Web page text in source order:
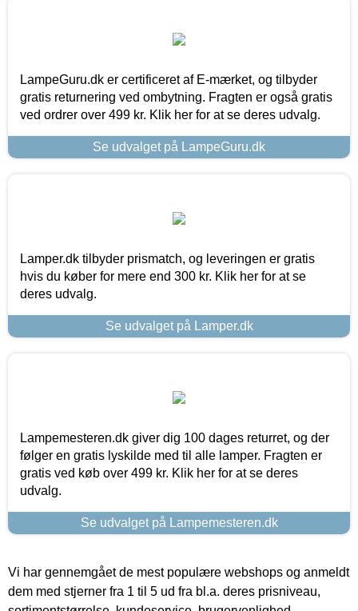
LampeGuru.dk er certificeret af E-mærket, og tilbyder
gratis returnering ved ombytning. Fragten er også gratis
ved ordrer over 499 kr. Klik her for at se deres udvalg.
Se udvalget på LampeGuru.dk
Lamper.dk tilbyder prismatch, og leveringen er gratis
hvis du køber for mere end 300 kr. Klik her for at se
deres udvalg.
Se udvalget på Lamper.dk
Lampemesteren.dk giver dig 100 dages returret, og der
følger en gratis lyskilde med til alle lamper. Fragten er
gratis ved køb over 499 kr. Klik her for at se deres
udvalg.
Se udvalget på Lampemesteren.dk
Vi har gennemgået de mest populære webshops og anmeldt
dem med stjerner fra 1 til 5 ud fra bl.a. deres prisniveau,